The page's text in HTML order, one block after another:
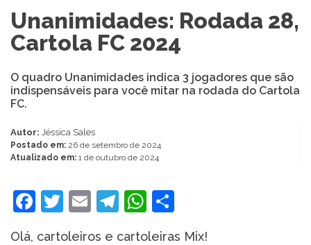
Unanimidades: Rodada 28,
Cartola FC 2024
O quadro Unanimidades indica 3 jogadores que são
indispensáveis para você mitar na rodada do Cartola
FC.
Autor: Jéssica Sales
Postado em: 26 de setembro de 2024
Atualizado em: 1 de outubro de 2024
Facebook
Twitter
EmailTelegram
WhatsApp
Olá, cartoleiros e cartoleiras Mix!